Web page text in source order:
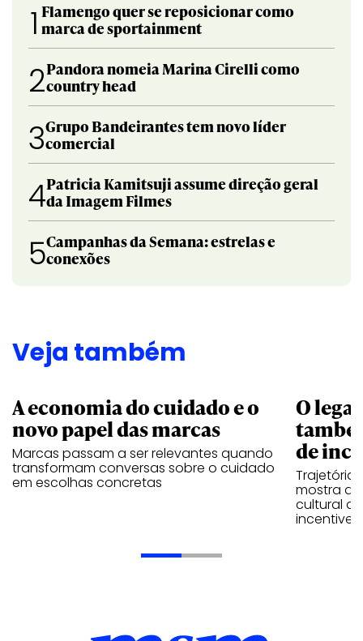
1 Flamengo quer se reposicionar como
marca de sportainment
2Pandora nomeia Marina Cirelli como
country head
3Grupo Bandeirantes tem novo líder
comercial
4Patricia Kamitsuji assume direção geral
da Imagem Filmes
5Campanhas da Semana: estrelas e
conexões
Veja também
A economia do cuidado e o
novo papel das marcas
Marcas passam a ser relevantes quando
transformam conversas sobre o cuidado
em escolhas concretas
O
de
Trajetória
mostra
cultural
incentive